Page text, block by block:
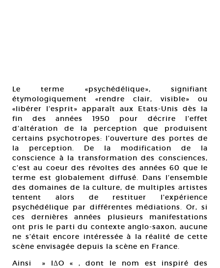
Le terme «psychédélique», signifiant
étymologiquement «rendre clair, visible» ou
«libérer l’esprit» apparaît aux Etats-Unis dès la
fin des années 1950 pour décrire l’effet
d’altération de la perception que produisent
certains psychotropes: l’ouverture des portes de
la perception. De la modification de la
conscience à la transformation des consciences,
c’est au coeur des révoltes des années 60 que le
terme est globalement diffusé. Dans l’ensemble
des domaines de la culture, de multiples artistes
tentent alors de restituer l’expérience
psychédélique par différentes médiations. Or, si
ces dernières années plusieurs manifestations
ont pris le parti du contexte anglo-saxon, aucune
ne s’était encore intéressée à la réalité de cette
scène envisagée depuis la scène en France.
Ainsi » IΔO « , dont le nom est inspiré des